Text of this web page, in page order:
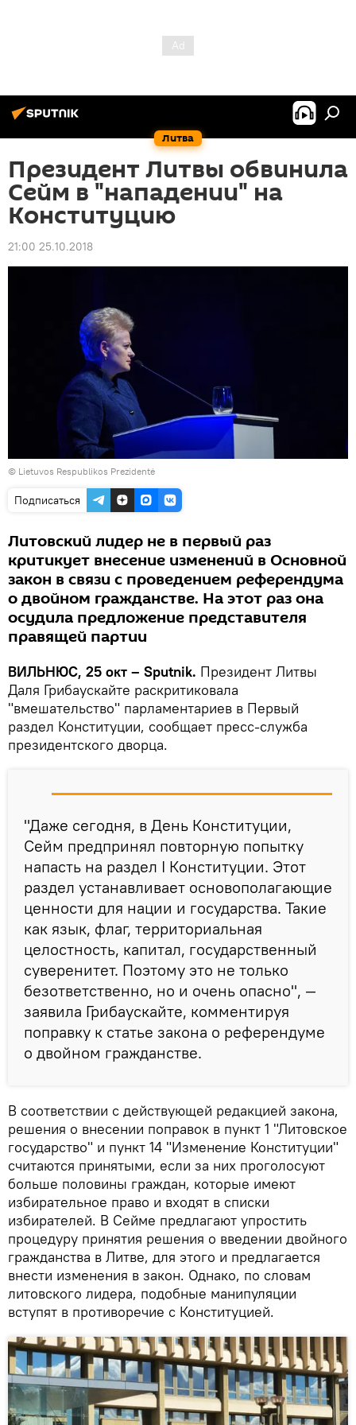
Литва
Президент Литвы обвинила
Сейм в "нападении" на
Конституцию
21:00 25.10.2018
© Lietuvos Respublikos Prezidentė
Подписаться
Литовский лидер не в первый раз
критикует внесение изменений в Основной
закон в связи с проведением референдума
о двойном гражданстве. На этот раз она
осудила предложение представителя
правящей партии
ВИЛЬНЮС, 25 окт – Sputnik. Президент Литвы
Даля Грибаускайте раскритиковала
"вмешательство" парламентариев в Первый
раздел Конституции, сообщает пресс-служба
президентского дворца.
"Даже сегодня, в День Конституции,
Сейм предпринял повторную попытку
напасть на раздел I Конституции. Этот
раздел устанавливает основополагающие
ценности для нации и государства. Такие
как язык, флаг, территориальная
целостность, капитал, государственный
суверенитет. Поэтому это не только
безответственно, но и очень опасно", —
заявила Грибаускайте, комментируя
поправку к статье закона о референдуме
о двойном гражданстве.
В соответствии с действующей редакцией закона,
решения о внесении поправок в пункт 1 "Литовское
государство" и пункт 14 "Изменение Конституции"
считаются принятыми, если за них проголосуют
больше половины граждан, которые имеют
избирательное право и входят в списки
избирателей. В Сейме предлагают упростить
процедуру принятия решения о введении двойного
гражданства в Литве, для этого и предлагается
внести изменения в закон. Однако, по словам
литовского лидера, подобные манипуляции
вступят в противоречие с Конституцией.